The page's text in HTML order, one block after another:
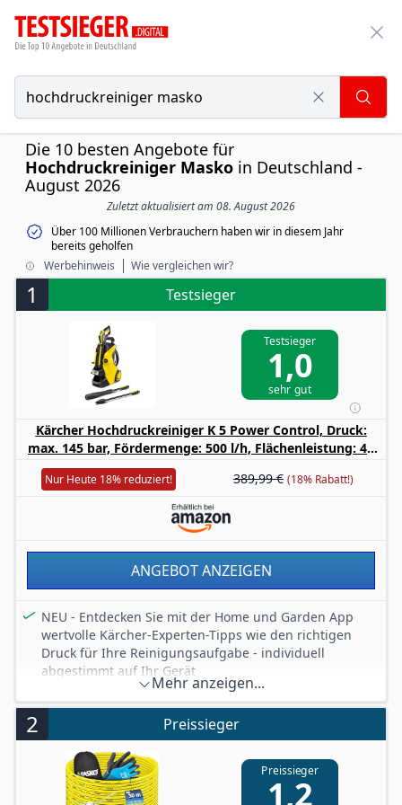
Die 10 besten Angebote für
Hochdruckreiniger Masko in Deutschland -
August 2026
Zuletzt aktualisiert am 08. August 2026
Über 100 Millionen Verbrauchern haben wir in diesem Jahr
bereits geholfen
Werbehinweis
Wie vergleichen wir?
1 Testsieger
Testsieger
1,0
sehr gut
Kärcher Hochdruckreiniger K 5 Power Control, Druck:
max. 145 bar, Fördermenge: 500 l/h, Flächenleistung: 40
m²/h, Wasserfilter, Gewicht: 13 kg, Hochdruckschlauch
und -Pistole, Dreckfräser, Strahlrohr
Nur Heute 18% reduziert! 389,99 € (18% Rabatt!)
ANGEBOT ANZEIGEN
NEU - Entdecken Sie mit der Home und Garden App
wertvolle Kärcher-Experten-Tipps wie den richtigen
Druck für Ihre Reinigungsaufgabe - individuell
abgestimmt auf Ihr Gerät
So einfach war Reinigen noch nie; Durch Drehen am
Strahlrohr wird der Druck reguliert - das LED-Display
auf der Full Control Power Pistole ermöglicht die
einfache Kontrolle der vorgenommen Einstellung
Plug ,n‘ Clean Reinigungssystem - Schnelles und
einfaches Anbringen und Wechseln von
Mehr anzeigen...
2 Preissieger
Preissieger
1,2